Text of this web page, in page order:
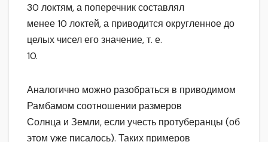
30 локтям, а поперечник составлял
менее 10 локтей, а приводится округленное до
целых чисел его значение, т. е.
10.
Аналогично можно разобраться в приводимом
Рамбамом соотношении размеров
Солнца и Земли, если учесть протуберанцы (об
этом уже писалось). Таких примеров